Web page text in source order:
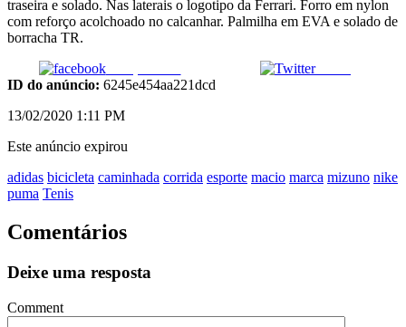
traseira e solado. Nas laterais o logotipo da Ferrari. Forro em nylon
com reforço acolchoado no calcanhar. Palmilha em EVA e solado de
borracha TR.
Compartilhar
Tweet
ID do anúncio: 6245e454aa221dcd
13/02/2020 1:11 PM
Este anúncio expirou
adidas bicicleta caminhada corrida esporte macio marca mizuno nike
puma Tenis
Comentários
Deixe uma resposta
Comment